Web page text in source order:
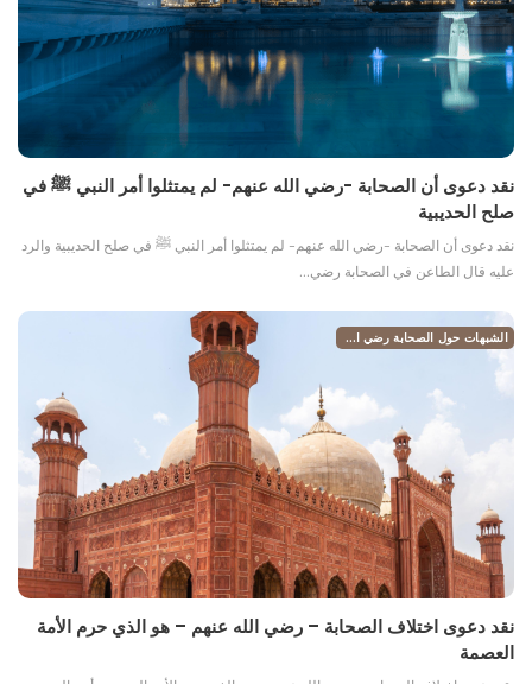
نقد دعوى أن الصحابة -رضي الله عنهم- لم يمتثلوا أمر النبي ﷺ في
صلح الحديبية
نقد دعوى أن الصحابة -رضي الله عنهم- لم يمتثلوا أمر النبي ﷺ في صلح الحديبية والرد
عليه قال الطاعن في الصحابة رضي…
الشبهات حول الصحابة رضي الله عنهم
نقد دعوى اختلاف الصحابة – رضي الله عنهم – هو الذي حرم الأمة
العصمة